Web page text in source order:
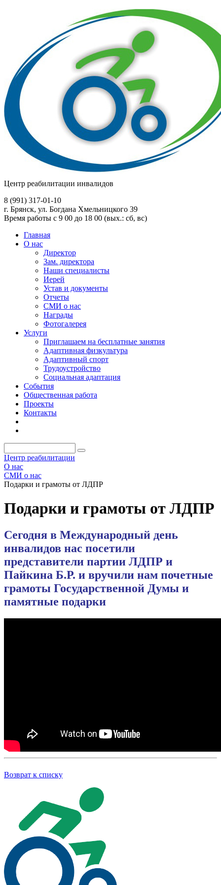
Центр реабилитации инвалидов
8 (991) 317-01-10
г. Брянск, ул. Богдана Хмельницкого 39
Время работы с 9 00 до 18 00 (вых.: сб, вс)
Главная
О нас
Директор
Зам. директора
Наши специалисты
Иерей
Устав и документы
Отчеты
СМИ о нас
Награды
Фотогалерея
Услуги
Приглашаем на бесплатные занятия
Адаптивная физкультура
Адаптивный спорт
Трудоустройство
Социальная адаптация
События
Общественная работа
Проекты
Контакты
Центр реабилитации
О нас
СМИ о нас
Подарки и грамоты от ЛДПР
Подарки и грамоты от ЛДПР
Сегодня в Международный день
инвалидов нас посетили
представители партии ЛДПР и
Пайкина Б.Р. и вручили нам почетные
грамоты Государственной Думы и
памятные подарки
Возврат к списку